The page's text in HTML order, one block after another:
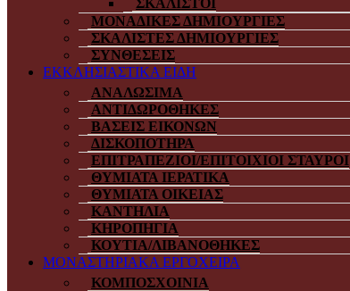
ΣΚΑΛΙΣΤΟΙ
ΜΟΝΑΔΙΚΕΣ ΔΗΜΙΟΥΡΓΙΕΣ
ΣΚΑΛΙΣΤΕΣ ΔΗΜΙΟΥΡΓΙΕΣ
ΣΥΝΘΕΣΕΙΣ
ΕΚΚΛΗΣΙΑΣΤΙΚΑ ΕΙΔΗ
ΑΝΑΛΩΣΙΜΑ
ΑΝΤΙΔΩΡΟΘΗΚΕΣ
ΒΑΣΕΙΣ ΕΙΚΟΝΩΝ
ΔΙΣΚΟΠΟΤΗΡΑ
ΕΠΙΤΡΑΠΕΖΙΟΙ/ΕΠΙΤΟΙΧΙΟΙ ΣΤΑΥΡΟΙ
ΘΥΜΙΑΤΑ ΙΕΡΑΤΙΚΑ
ΘΥΜΙΑΤΑ ΟΙΚΕΙΑΣ
ΚΑΝΤΗΛΙΑ
ΚΗΡΟΠΗΓΙΑ
ΚΟΥΤΙΑ/ΛΙΒΑΝΟΘΗΚΕΣ
ΜΟΝΑΣΤΗΡΙΑΚΑ ΕΡΓΟΧΕΙΡΑ
ΚΟΜΠΟΣΧΟΙΝΙΑ